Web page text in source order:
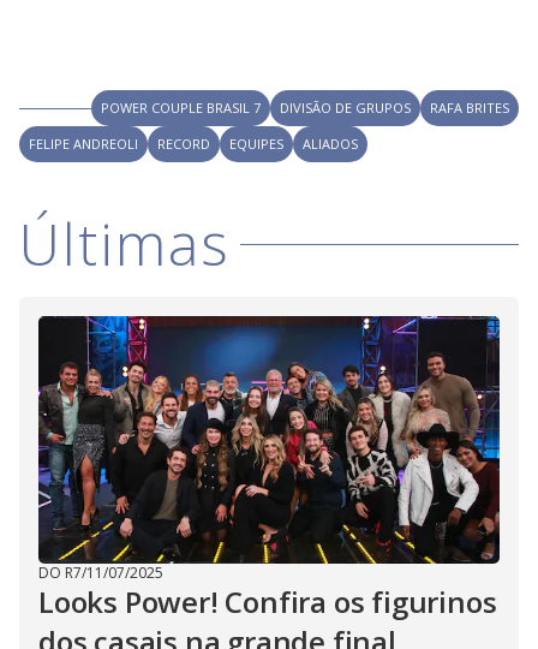
POWER COUPLE BRASIL 7 DIVISÃO DE GRUPOS
RAFA BRITES
FELIPE ANDREOLI
RECORD EQUIPES ALIADOS
Últimas
DO R7/11/07/2025
Looks Power! Confira os figurinos